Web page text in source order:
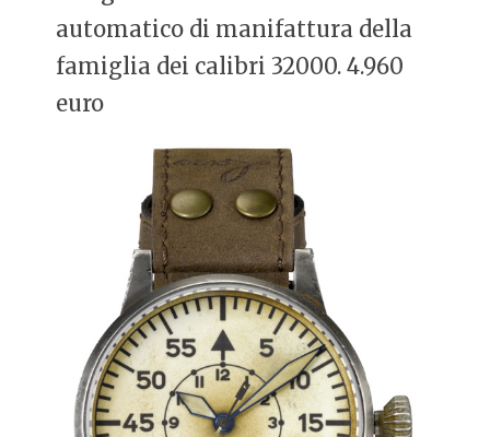
automatico di manifattura della
famiglia dei calibri 32000. 4.960
euro